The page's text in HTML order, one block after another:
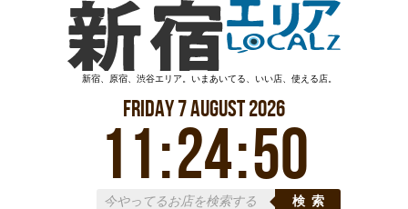
新宿、原宿、渋谷エリア。いまあいてる、いい店、使える店。
Friday7August2026
11:24:50
検索